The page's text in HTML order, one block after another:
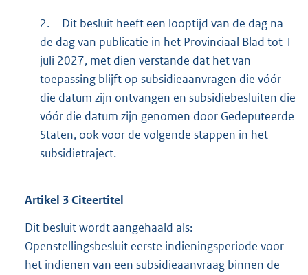
2.
Dit besluit heeft een looptijd van de dag na
de dag van publicatie in het Provinciaal Blad tot 1
juli 2027, met dien verstande dat het van
toepassing blijft op subsidieaanvragen die vóór
die datum zijn ontvangen en subsidiebesluiten die
vóór die datum zijn genomen door Gedeputeerde
Staten, ook voor de volgende stappen in het
subsidietraject.
Artikel 3Citeertitel
Dit besluit wordt aangehaald als:
Openstellingsbesluit eerste indieningsperiode voor
het indienen van een subsidieaanvraag binnen de